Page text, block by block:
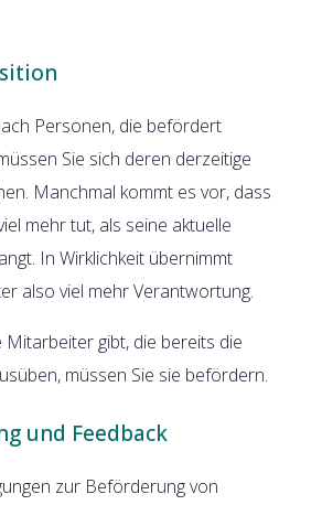
Personen, die befördert
Sie sich deren derzeitige
Manchmal kommt es vor, dass
mehr tut, als seine aktuelle
In Wirklichkeit übernimmt
also viel mehr Verantwortung.
Mitarbeiter gibt, die bereits die
müssen Sie sie befördern.
und Feedback
zur Beförderung von